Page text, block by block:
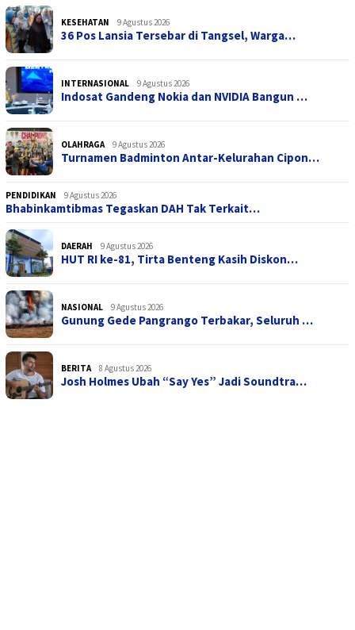
KESEHATAN 9 Agustus 2026
36 Pos Lansia Tersebar di Tangsel, Warga…
INTERNASIONAL 9 Agustus 2026
Indosat Gandeng Nokia dan NVIDIA Bangun …
OLAHRAGA 9 Agustus 2026
Turnamen Badminton Antar-Kelurahan Cipon…
PENDIDIKAN 9 Agustus 2026
Bhabinkamtibmas Tegaskan DAH Tak Terkait…
DAERAH 9 Agustus 2026
HUT RI ke-81, Tirta Benteng Kasih Diskon…
NASIONAL 9 Agustus 2026
Gunung Gede Pangrango Terbakar, Seluruh …
BERITA 8 Agustus 2026
Josh Holmes Ubah “Say Yes” Jadi Soundtra…